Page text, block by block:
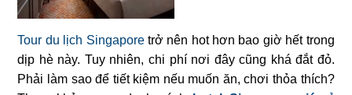
Tour du lịch Singaporetrở nên hot hơn bao giờ hết trong
dịp hè này. Tuy nhiên, chi phí nơi đây cũng khá đắt đỏ.
Phải làm sao để tiết kiệm nếu muốn ăn, chơi thỏa thích?